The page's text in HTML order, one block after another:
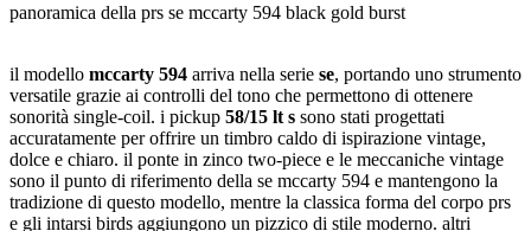
panoramica della prs se mccarty 594 black gold burst
il modello mccarty 594 arriva nella serie se, portando uno strumento
versatile grazie ai controlli del tono che permettono di ottenere
sonorità single-coil. i pickup 58/15 lt s sono stati progettati
accuratamente per offrire un timbro caldo di ispirazione vintage,
dolce e chiaro. il ponte in zinco two-piece e le meccaniche vintage
sono il punto di riferimento della se mccarty 594 e mantengono la
tradizione di questo modello, mentre la classica forma del corpo prs
e gli intarsi birds aggiungono un pizzico di stile moderno. altri